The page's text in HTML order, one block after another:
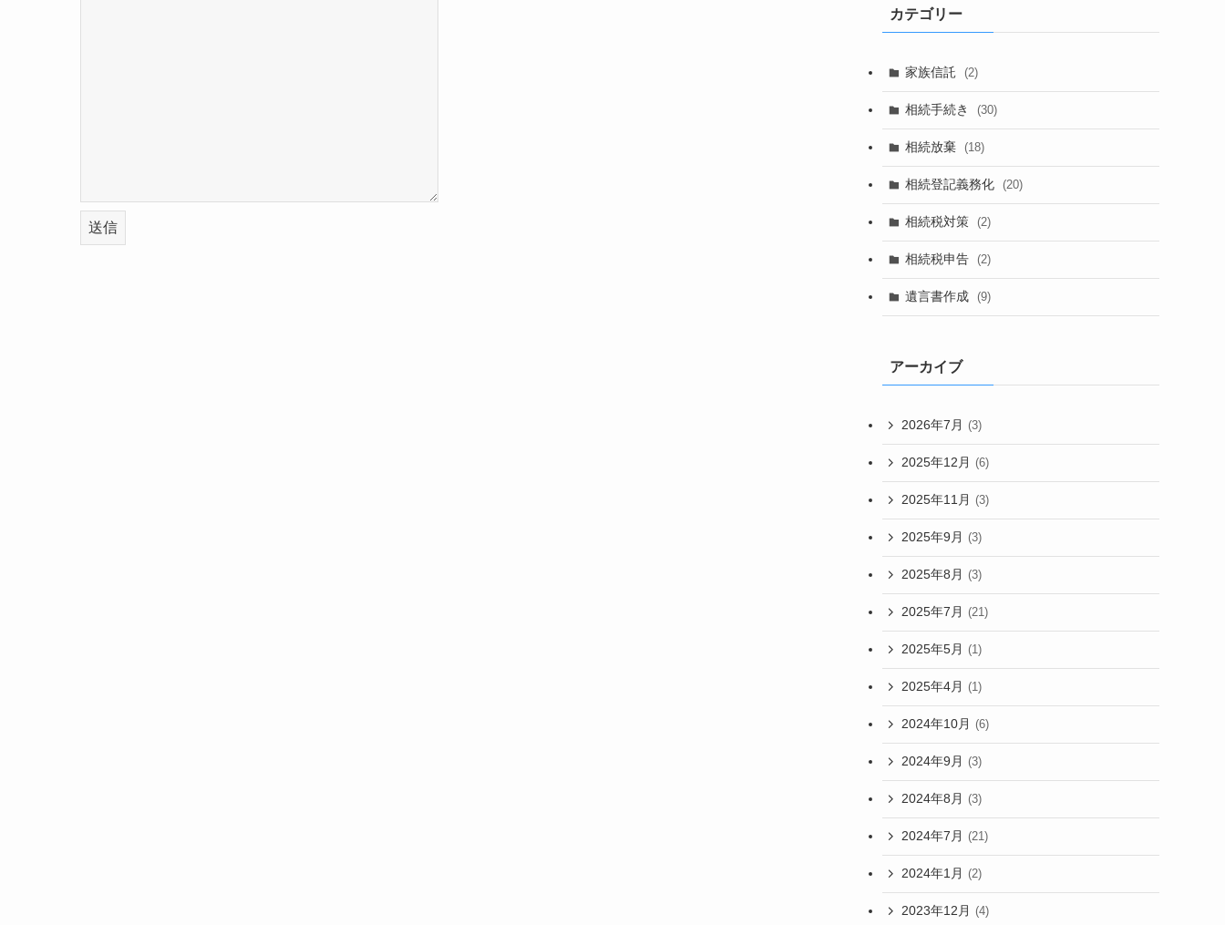
カテゴリー
家族信託 (2)
相続手続き (30)
相続放棄 (18)
相続登記義務化 (20)
相続税対策 (2)
相続税申告 (2)
遺言書作成 (9)
アーカイブ
2026年7月 (3)
2025年12月 (6)
2025年11月 (3)
2025年9月 (3)
2025年8月 (3)
2025年7月 (21)
2025年5月 (1)
2025年4月 (1)
2024年10月 (6)
2024年9月 (3)
2024年8月 (3)
2024年7月 (21)
2024年1月 (2)
2023年12月 (4)